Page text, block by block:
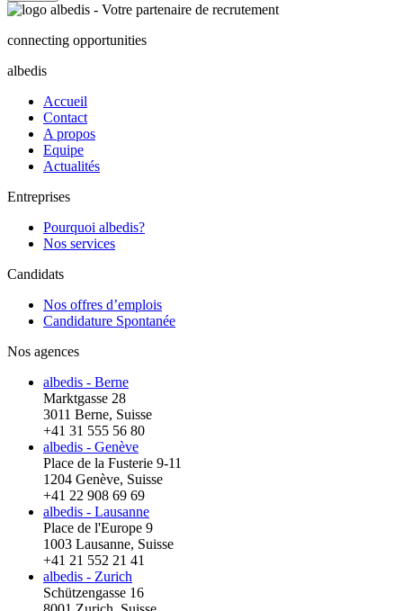
connecting opportunities
albedis
Accueil
Contact
A propos
Equipe
Actualités
Entreprises
Pourquoi albedis?
Nos services
Candidats
Nos offres d’emplois
Candidature Spontanée
Nos agences
albedis - Berne
Marktgasse 28
3011 Berne, Suisse
+41 31 555 56 80
albedis - Genève
Place de la Fusterie 9-11
1204 Genève, Suisse
+41 22 908 69 69
albedis - Lausanne
Place de l'Europe 9
1003 Lausanne, Suisse
+41 21 552 21 41
albedis - Zurich
Schützengasse 16